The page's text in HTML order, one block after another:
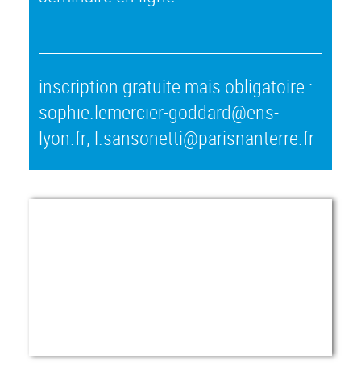
inscription gratuite mais obligatoire :
sophie.lemercier-goddard@ens-
lyon.fr, l.sansonetti@parisnanterre.fr